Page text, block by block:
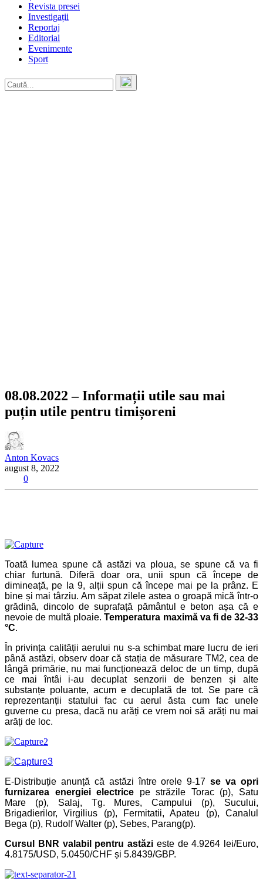
Revista presei
Investigații
Reportaj
Editorial
Evenimente
Sport
08.08.2022 – Informații utile sau mai
puțin utile pentru timișoreni
Anton Kovacs
august 8, 2022
0
Toată lumea spune că astăzi va ploua, se spune că va fi
chiar furtună. Diferă doar ora, unii spun că începe de
dimineață, pe la 9, alții spun că începe mai pe la prânz. E
bine și mai târziu. Am săpat zilele astea o groapă mică într-o
grădină, dincolo de suprafață pământul e beton așa că e
nevoie de multă ploaie.Temperatura maximă va fi de 32-33
°C.
În privința calității aerului nu s-a schimbat mare lucru de ieri
până astăzi, observ doar că stația de măsurare TM2, cea de
lângă primărie, nu mai funcționează deloc de un timp, după
ce mai întâi i-au decuplat senzorii de benzen și alte
substanțe poluante, acum e decuplată de tot. Se pare că
reprezentanții statului fac cu aerul ăsta cum fac unele
guverne cu presa, dacă nu arăți ce vrem noi să arăți nu mai
arăți de loc.
E-Distribuție anunță că astăzi între orele 9-17se va opri
furnizarea energiei electrice pe străzile Torac (p), Satu
Mare (p), Salaj, Tg. Mures, Campului (p), Sucului,
Brigadierilor, Virgilius (p), Fermitatii, Apateu (p), Canalul
Bega (p), Rudolf Walter (p), Sebes, Parang(p).
Cursul BNR valabil pentru astăzi este de 4.9264 lei/Euro,
4.8175/USD, 5.0450/CHF și 5.8439/GBP.